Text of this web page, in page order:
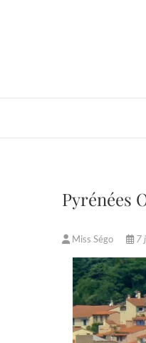
Pyrénées
Miss Ségo 7